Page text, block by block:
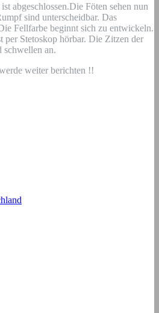
abgeschlossen.Die Föten sehen nun
sind unterscheidbar. Das
Fellfarbe beginnt sich zu entwickeln.
per Stetoskop hörbar. Die Zitzen der
an.
weiter berichten !!